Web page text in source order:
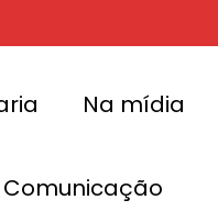
Na mídia